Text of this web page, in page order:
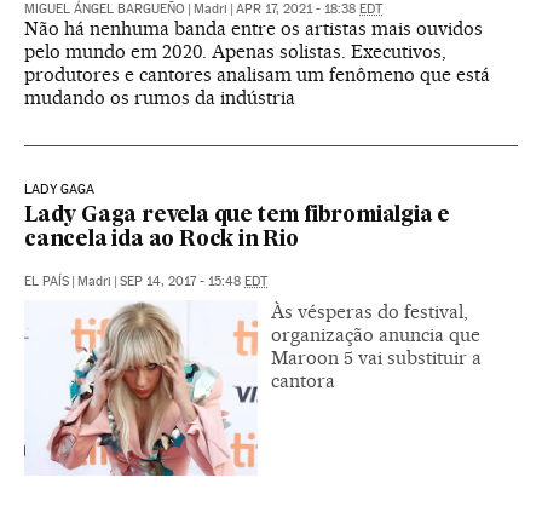
MIGUEL ÁNGEL BARGUEÑO Madri APR 17, 2021 - 18:38 EDT
Não há nenhuma banda entre os artistas mais ouvidos
pelo mundo em 2020. Apenas solistas. Executivos,
produtores e cantores analisam um fenômeno que está
mudando os rumos da indústria
LADY GAGA
Lady Gaga revela que tem fibromialgia e
cancela ida ao Rock in Rio
EL PAÍS Madri SEP 14, 2017 - 15:48 EDT
Às vésperas do festival,
organização anuncia que
Maroon 5 vai substituir a
cantora